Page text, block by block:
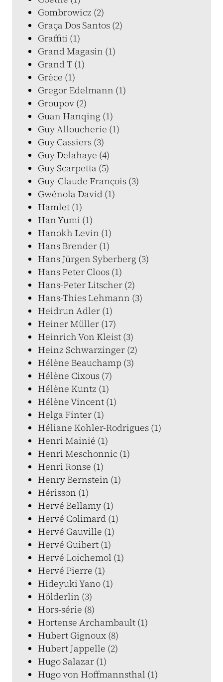
Gombrowicz (2)
Graça Dos Santos (2)
Graffiti (1)
Grand Magasin (1)
Grand T (1)
Grèce (1)
Gregor Edelmann (1)
Groupov (2)
Guan Hanqing (1)
Guy Alloucherie (1)
Guy Cassiers (3)
Guy Delahaye (4)
Guy Scarpetta (5)
Guy-Claude François (3)
Gwénola David (1)
Hamlet (1)
Han Yumi (1)
Hanokh Levin (1)
Hans Brender (1)
Hans Jürgen Syberberg (3)
Hans Peter Cloos (1)
Hans-Peter Litscher (2)
Hans-Thies Lehmann (3)
Heidrun Adler (1)
Heiner Müller (17)
Heinrich Von Kleist (3)
Heinz Schwarzinger (2)
Hélène Beauchamp (3)
Hélène Cixous (7)
Hélène Kuntz (1)
Hélène Vincent (1)
Helga Finter (1)
Héliane Kohler-Rodrigues (1)
Henri Mainié (1)
Henri Meschonnic (1)
Henri Ronse (1)
Henry Bernstein (1)
Hérisson (1)
Hervé Bellamy (1)
Hervé Colimard (1)
Hervé Gauville (1)
Hervé Guibert (1)
Hervé Loichemol (1)
Hervé Pierre (1)
Hideyuki Yano (1)
Hölderlin (3)
Hors-série (8)
Hortense Archambault (1)
Hubert Gignoux (8)
Hubert Jappelle (2)
Hugo Salazar (1)
Hugo von Hoffmannsthal (1)